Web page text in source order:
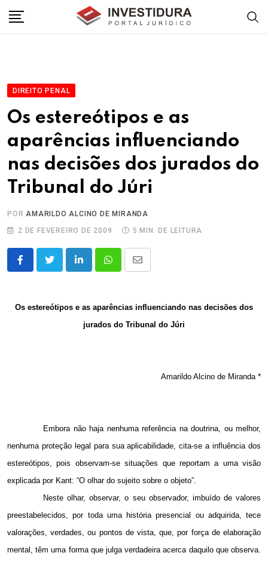
DIREITO PENAL
Os estereótipos e as
aparências influenciando
nas decisões dos jurados do
Tribunal do Júri
PORAMARILDO ALCINO DE MIRANDA
2 DE FEVEREIRO DE 2009
5 MIN. DE LEITURA
LinkedInWhatsappShare
Os estereótipos e as aparências influenciando nas decisões dos
jurados do Tribunal do Júri
Amarildo Alcino de Miranda *
Embora não haja nenhuma referência na doutrina, ou melhor,
nenhuma proteção legal para sua aplicabilidade, cita-se a influência dos
estereótipos, pois observam-se situações que reportam a uma visão
explicada por Kant: “O olhar do sujeito sobre o objeto”.
Neste olhar, observar, o seu observador, imbuído de valores
preestabelecidos, por toda uma história presencial ou adquirida, tece
valorações, verdades, ou pontos de vista, que, por força de elaboração
mental, têm uma forma que julga verdadeira acerca daquilo que observa.